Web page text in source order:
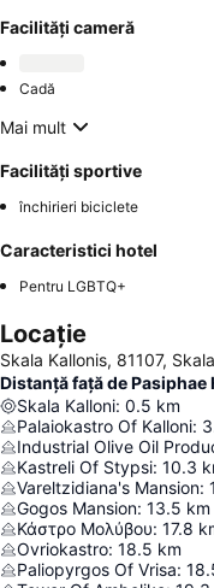
Facilități cameră
Cadă
Mai mult
Facilități sportive
închirieri biciclete
Caracteristici hotel
Pentru LGBTQ+
Locație
Skala Kallonis, 81107,
Distanță față de Pasiphae
Skala Kalloni: 0.5 km
Palaiokastro Of Kalloni:
Industrial Olive Oil
Kastreli Of Stypsi: 10.3
Vareltzidiana's Mansion:
Gogos Mansion: 13.5 km
Κάστρο Μολύβου: 17.8
Ovriokastro: 18.5 km
Paliopyrgos Of Vrisa: